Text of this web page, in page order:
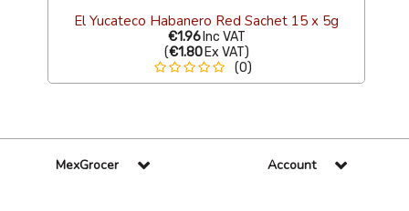
El Yucateco Habanero Red Sachet 15 x 5g
€1.96 Inc VAT
(€1.80 Ex VAT)
(0)
MexGrocer Account